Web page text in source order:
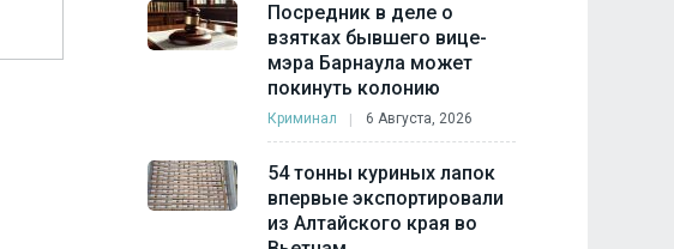
Посредник в деле о
взятках бывшего вице-
мэра Барнаула может
покинуть колонию
Криминал 6 Августа, 2026
54 тонны куриных лапок
впервые экспортировали
из Алтайского края во